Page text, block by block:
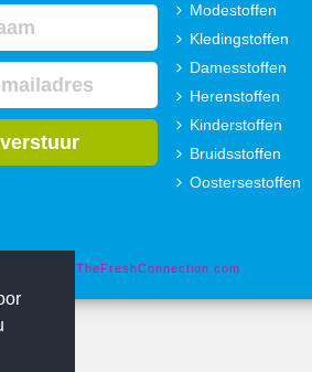
verstuur
Modestoffen
Kledingstoffen
Damesstoffen
Herenstoffen
Kinderstoffen
Bruidsstoffen
Oostersestoffen
TheFreshConnection.com